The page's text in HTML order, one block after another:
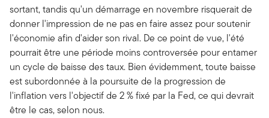
sortant, tandis qu'un démarrage en novembre risquerait de
donner l'impression de ne pas en faire assez pour soutenir
l'économie afin d'aider son rival. De ce point de vue, l'été
pourrait être une période moins controversée pour entamer
un cycle de baisse des taux. Bien évidemment, toute baisse
est subordonnée à la poursuite de la progression de
l'inflation vers l'objectif de 2 % fixé par la Fed, ce qui devrait
être le cas, selon nous.